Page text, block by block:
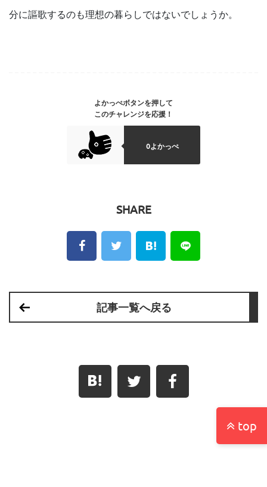
分に謳歌するのも理想の暮らしではないでしょうか。
よかっぺボタンを押して
このチャレンジを応援！
0よかっぺ
SHARE
記事一覧へ戻る
top